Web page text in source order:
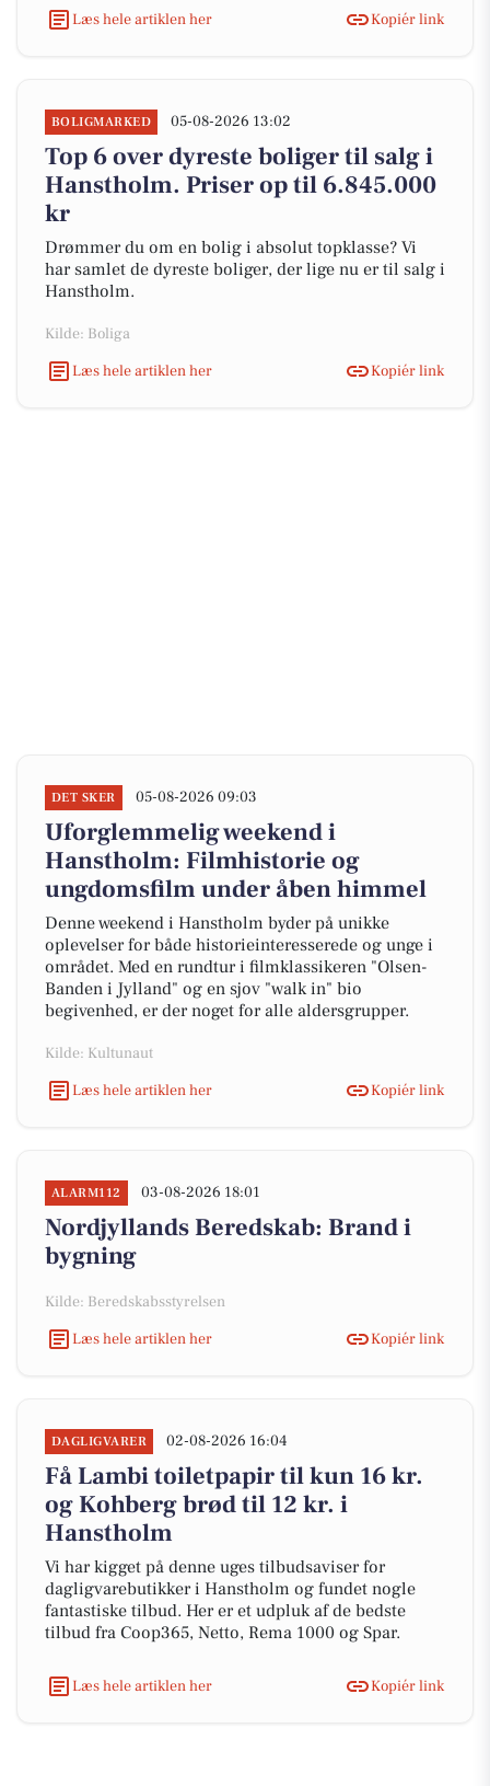
Læs hele artiklen her Kopiér link
BOLIGMARKED 05-08-2026 13:02
Top 6 over dyreste boliger til salg i
Hanstholm. Priser op til 6.845.000
kr
Drømmer du om en bolig i absolut topklasse? Vi
har samlet de dyreste boliger, der lige nu er til salg i
Hanstholm.
Kilde: Boliga
Læs hele artiklen her
Kopiér link
DET SKER 05-08-2026 09:03
Uforglemmelig weekend i
Hanstholm: Filmhistorie og
ungdomsfilm under åben himmel
Denne weekend i Hanstholm byder på unikke
oplevelser for både historieinteresserede og unge i
området. Med en rundtur i filmklassikeren "Olsen-
Banden i Jylland" og en sjov "walk in" bio
begivenhed, er der noget for alle aldersgrupper.
Kilde: Kultunaut
Læs hele artiklen her
Kopiér link
ALARM112 03-08-2026 18:01
Nordjyllands Beredskab: Brand i
bygning
Kilde: Beredskabsstyrelsen
Læs hele artiklen her
Kopiér link
DAGLIGVARER 02-08-2026 16:04
Få Lambi toiletpapir til kun 16 kr.
og Kohberg brød til 12 kr. i
Hanstholm
Vi har kigget på denne uges tilbudsaviser for
dagligvarebutikker i Hanstholm og fundet nogle
fantastiske tilbud. Her er et udpluk af de bedste
tilbud fra Coop365, Netto, Rema 1000 og Spar.
Læs hele artiklen her Kopiér link